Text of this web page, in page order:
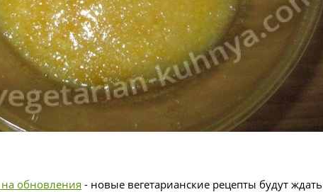
обновления - новые вегетарианские рецепты будут